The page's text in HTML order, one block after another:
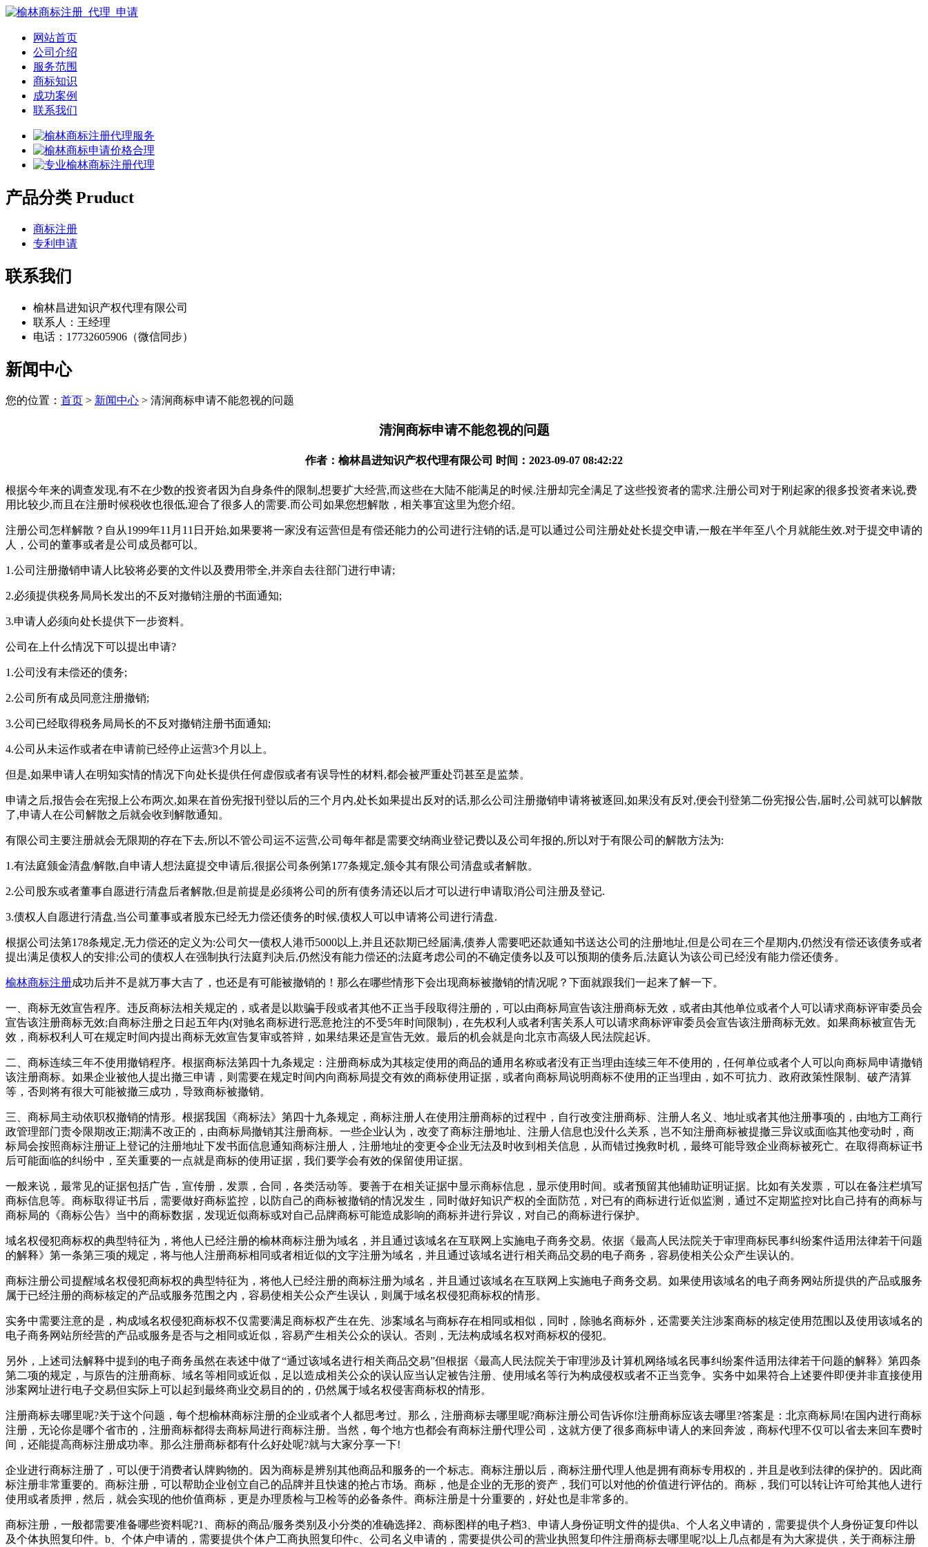
网站首页
公司介绍
服务范围
商标知识
成功案例
联系我们
产品分类 Pruduct
商标注册
专利申请
联系我们
榆林昌进知识产权代理有限公司
联系人：王经理
电话：17732605906（微信同步）
新闻中心
您的位置： 首页 > 新闻中心 > 清涧商标申请不能忽视的问题
清涧商标申请不能忽视的问题
作者：榆林昌进知识产权代理有限公司 时间：2023-09-07 08:42:22
根据今年来的调查发现,有不在少数的投资者因为自身条件的限制,想要扩大经营,而这些在大陆不能满足的时候.注册却完全满足了这些投资者的需求.注册公司对于刚起家的很多投资者来说,费
用比较少,而且在注册时候税收也很低,迎合了很多人的需要.而公司如果您想解散，相关事宜这里为您介绍。
注册公司怎样解散？自从1999年11月11日开始,如果要将一家没有运营但是有偿还能力的公司进行注销的话,是可以通过公司注册处处长提交申请,一般在半年至八个月就能生效.对于提交申请的
人，公司的董事或者是公司成员都可以。
1.公司注册撤销申请人比较将必要的文件以及费用带全,并亲自去往部门进行申请;
2.必须提供税务局局长发出的不反对撤销注册的书面通知;
3.申请人必须向处长提供下一步资料。
公司在上什么情况下可以提出申请?
1.公司没有未偿还的债务;
2.公司所有成员同意注册撤销;
3.公司已经取得税务局局长的不反对撤销注册书面通知;
4.公司从未运作或者在申请前已经停止运营3个月以上。
但是,如果申请人在明知实情的情况下向处长提供任何虚假或者有误导性的材料,都会被严重处罚甚至是监禁。
申请之后,报告会在宪报上公布两次,如果在首份宪报刊登以后的三个月内,处长如果提出反对的话,那么公司注册撤销申请将被逐回,如果没有反对,便会刊登第二份宪报公告,届时,公司就可以解散
了,申请人在公司解散之后就会收到解散通知。
有限公司主要注册就会无限期的存在下去,所以不管公司运不运营,公司每年都是需要交纳商业登记费以及公司年报的,所以对于有限公司的解散方法为:
1.有法庭颁金清盘/解散,自申请人想法庭提交申请后,很据公司条例第177条规定,颁令其有限公司清盘或者解散。
2.公司股东或者董事自愿进行清盘后者解散,但是前提是必须将公司的所有债务清还以后才可以进行申请取消公司注册及登记.
3.债权人自愿进行清盘,当公司董事或者股东已经无力偿还债务的时候,债权人可以申请将公司进行清盘.
根据公司法第178条规定,无力偿还的定义为:公司欠一债权人港币5000以上,并且还款期已经届满,债券人需要吧还款通知书送达公司的注册地址,但是公司在三个星期内,仍然没有偿还该债务或者
提出满足债权人的安排;公司的债权人在强制执行法庭判决后,仍然没有能力偿还的;法庭考虑公司的不确定债务以及可以预期的债务后,法庭认为该公司已经没有能力偿还债务。
榆林商标注册成功后并不是就万事大吉了，也还是有可能被撤销的！那么在哪些情形下会出现商标被撤销的情况呢？下面就跟我们一起来了解一下。
一、商标无效宣告程序。违反商标法相关规定的，或者是以欺骗手段或者其他不正当手段取得注册的，可以由商标局宣告该注册商标无效，或者由其他单位或者个人可以请求商标评审委员会
宣告该注册商标无效;自商标注册之日起五年内(对驰名商标进行恶意抢注的不受5年时间限制)，在先权利人或者利害关系人可以请求商标评审委员会宣告该注册商标无效。如果商标被宣告无
效，商标权利人可在规定时间内提出商标无效宣告复审或答辩，如果结果还是宣告无效。最后的机会就是向北京市高级人民法院起诉。
二、商标连续三年不使用撤销程序。根据商标法第四十九条规定：注册商标成为其核定使用的商品的通用名称或者没有正当理由连续三年不使用的，任何单位或者个人可以向商标局申请撤销
该注册商标。如果企业被他人提出撤三申请，则需要在规定时间内向商标局提交有效的商标使用证据，或者向商标局说明商标不使用的正当理由，如不可抗力、政府政策性限制、破产清算
等，否则将有很大可能被撤三成功，导致商标被撤销。
三、商标局主动依职权撤销的情形。根据我国《商标法》第四十九条规定，商标注册人在使用注册商标的过程中，自行改变注册商标、注册人名义、地址或者其他注册事项的，由地方工商行
政管理部门责令限期改正;期满不改正的，由商标局撤销其注册商标。一些企业认为，改变了商标注册地址、注册人信息也没什么关系，岂不知注册商标被提撤三异议或面临其他变动时，商
标局会按照商标注册证上登记的注册地址下发书面信息通知商标注册人，注册地址的变更令企业无法及时收到相关信息，从而错过挽救时机，最终可能导致企业商标被死亡。在取得商标证书
后可能面临的纠纷中，至关重要的一点就是商标的使用证据，我们要学会有效的保留使用证据。
一般来说，最常见的证据包括广告，宣传册，发票，合同，各类活动等。要善于在相关证据中显示商标信息，显示使用时间。或者预留其他辅助证明证据。比如有关发票，可以在备注栏填写
商标信息等。商标取得证书后，需要做好商标监控，以防自己的商标被撤销的情况发生，同时做好知识产权的全面防范，对已有的商标进行近似监测，通过不定期监控对比自己持有的商标与
商标局的《商标公告》当中的商标数据，发现近似商标或对自己品牌商标可能造成影响的商标并进行异议，对自己的商标进行保护。
域名权侵犯商标权的典型特征为，将他人已经注册的榆林商标注册为域名，并且通过该域名在互联网上实施电子商务交易。依据《最高人民法院关于审理商标民事纠纷案件适用法律若干问题
的解释》第一条第三项的规定，将与他人注册商标相同或者相近似的文字注册为域名，并且通过该域名进行相关商品交易的电子商务，容易使相关公众产生误认的。
商标注册公司提醒域名权侵犯商标权的典型特征为，将他人已经注册的商标注册为域名，并且通过该域名在互联网上实施电子商务交易。如果使用该域名的电子商务网站所提供的产品或服务
属于已经注册的商标核定的产品或服务范围之内，容易使相关公众产生误认，则属于域名权侵犯商标权的情形。
实务中需要注意的是，构成域名权侵犯商标权不仅需要满足商标权产生在先、涉案域名与商标存在相同或相似，同时，除驰名商标外，还需要关注涉案商标的核定使用范围以及使用该域名的
电子商务网站所经营的产品或服务是否与之相同或近似，容易产生相关公众的误认。否则，无法构成域名权对商标权的侵犯。
另外，上述司法解释中提到的电子商务虽然在表述中做了“通过该域名进行相关商品交易”但根据《最高人民法院关于审理涉及计算机网络域名民事纠纷案件适用法律若干问题的解释》第四条
第二项的规定，与原告的注册商标、域名等相同或近似，足以造成相关公众的误认应当认定被告注册、使用域名等行为构成侵权或者不正当竞争。实务中如果符合上述要件即便并非直接使用
涉案网址进行电子交易但实际上可以起到最终商业交易目的的，仍然属于域名权侵害商标权的情形。
注册商标去哪里呢?关于这个问题，每个想榆林商标注册的企业或者个人都思考过。那么，注册商标去哪里呢?商标注册公司告诉你!注册商标应该去哪里?答案是：北京商标局!在国内进行商标
注册，无论你是哪个省市的，注册商标都得去商标局进行商标注册。当然，每个地方也都会有商标注册代理公司，这就方便了很多商标申请人的来回奔波，商标代理不仅可以省去来回车费时
间，还能提高商标注册成功率。那么注册商标都有什么好处呢?就与大家分享一下!
企业进行商标注册了，可以便于消费者认牌购物的。因为商标是辨别其他商品和服务的一个标志。商标注册以后，商标注册代理人他是拥有商标专用权的，并且是收到法律的保护的。因此商
标注册非常重要的。商标注册，可以帮助企业创立自己的品牌并且快速的抢占市场。商标，他是企业的无形的资产，我们可以对他的价值进行评估的。商标，我们可以转让许可给其他人进行
使用或者质押，然后，就会实现的他价值商标，更是办理质检与卫检等的必备条件。商标注册是十分重要的，好处也是非常多的。
商标注册，一般都需要准备哪些资料呢?1、商标的商品/服务类别及小分类的准确选择2、商标图样的电子档3、申请人身份证明文件的提供a、个人名义申请的，需要提供个人身份证复印件以
及个体执照复印件。b、个体户申请的，需要提供个体户工商执照复印件c、公司名义申请的，需要提供公司的营业执照复印件注册商标去哪里呢?以上几点都是有为大家提供，关于商标注册